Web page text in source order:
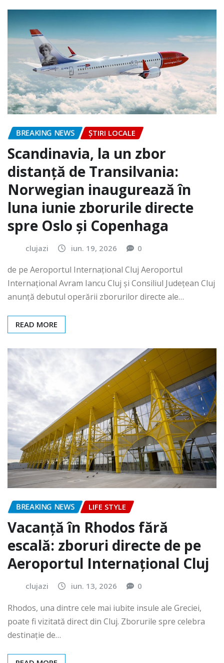
BREAKING NEWS ȘTIRI LOCALE
Scandinavia, la un zbor
distanță de Transilvania:
Norwegian inaugurează în
luna iunie zborurile directe
spre Oslo și Copenhaga
clujazi iun. 19, 2026 0
de pe Aeroportul Internaţional Cluj Aeroportul
Internațional Avram Iancu Cluj și Consiliul Județean Cluj
anunță debutul operării zborurilor directe ale…
READ MORE
BREAKING NEWS LIFE STYLE
Vacanță în Rhodos fără
escală: zboruri directe de pe
Aeroportul Internațional Cluj
clujazi iun. 13, 2026 0
Rhodos, una dintre cele mai iubite insule ale Greciei,
poate fi vizitată direct din Cluj. Zborurile spre celebra
destinație de…